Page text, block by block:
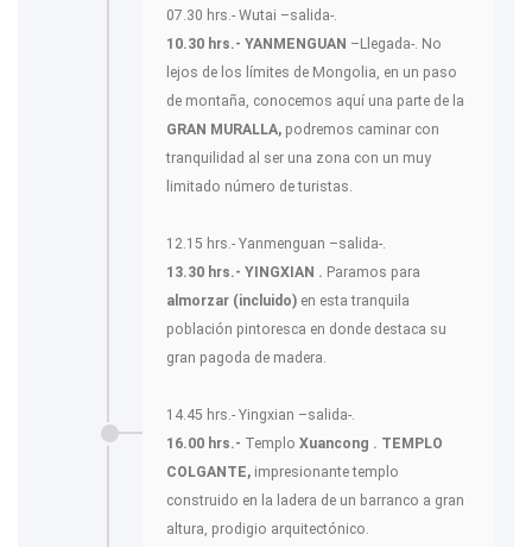
07.30 hrs.- Wutai –salida-.
10.30 hrs.- YANMENGUAN –Llegada-. No
lejos de los límites de Mongolia, en un paso
de montaña, conocemos aquí una parte de la
GRAN MURALLA, podremos caminar con
tranquilidad al ser una zona con un muy
limitado número de turistas.
12.15 hrs.- Yanmenguan –salida-.
13.30 hrs.- YINGXIAN . Paramos para
almorzar (incluido) en esta tranquila
población pintoresca en donde destaca su
gran pagoda de madera.
14.45 hrs.- Yingxian –salida-.
16.00 hrs.- Templo Xuancong . TEMPLO
COLGANTE, impresionante templo
construido en la ladera de un barranco a gran
altura, prodigio arquitectónico.